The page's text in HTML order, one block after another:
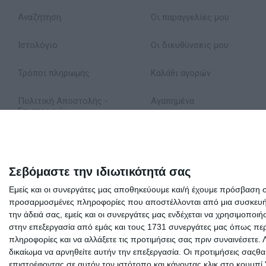
Σεβόμαστε την ιδιωτικότητά σας
Εμείς και οι συνεργάτες μας αποθηκεύουμε και/ή έχουμε
προσαρμοσμένες πληροφορίες που αποστέλλονται από μια συσκευή
την άδειά σας, εμείς και οι συνεργάτες μας ενδέχεται να
στην επεξεργασία από εμάς και τους 1731 συνεργάτες μας όπως
πληροφορίες και να αλλάξετε τις προτιμήσεις σας πριν συναινέσετε.
δικαίωμα να αρνηθείτε αυτήν την επεξεργασία. Οι προτιμήσεις
Παπαντωνιου Παρασκευη
Σβορωνου Ελενη
Στρατου Αλεξανδρα
Φιλιππου Χρυσουλα
Αναζήτηση
Ιστολόγιο
Τρόποι πληρωμής
Πολιτική Αποστολής -
Επιστροφών
Όροι Χρήσης
Σχετικά με εμάς
Οι παραγγελίες μου
Οι διευθύνσεις μου
Καλάθι αγορών
Αγαπημένα